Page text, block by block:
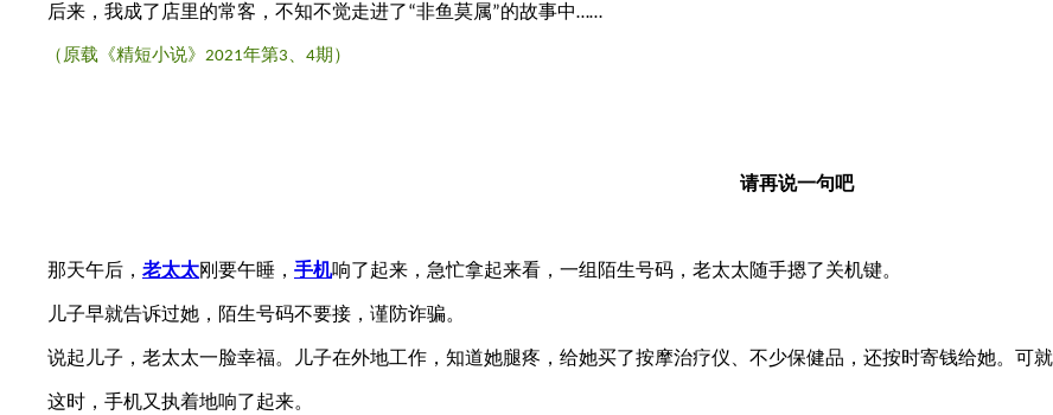
后来，我成了店里的常客，不知不觉走进了“非鱼莫属”的故事中……
（原载《精短小说》 2021年第3 、 4期）
请再说一句吧
那天午后， 老太太刚要午睡， 手机响了起来，急忙拿起来看，一组陌生号码，老太太随手摁了关机键。
儿子早就告诉过她，陌生号码不要接，谨防诈骗。
说起儿子，老太太一脸幸福。儿子在外地工作，知道她腿疼，给她买了按摩治疗仪、不少保健品，还按时寄钱给她。可就
这时，手机又执着地响了起来。